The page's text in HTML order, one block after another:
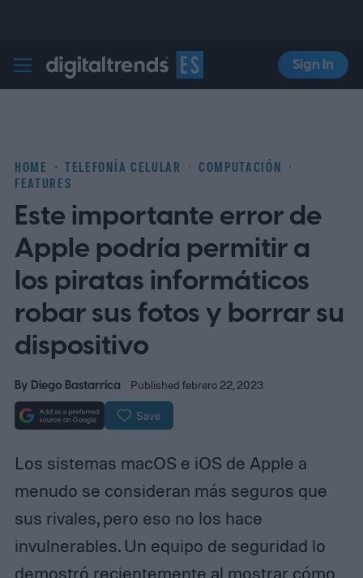
Digital Trends Español
Sign In
HOME TELEFONÍA CELULAR
COMPUTACIÓN
FEATURES
Este importante error de
Apple podría permitir a
los piratas informáticos
robar sus fotos y borrar su
dispositivo
By Diego Bastarrica Published febrero 22, 2023
Save
Los sistemas macOS e iOS de Apple a
menudo se consideran más seguros que
sus rivales, pero eso no los hace
invulnerables. Un equipo de seguridad lo
demostró recientemente al mostrar cómo